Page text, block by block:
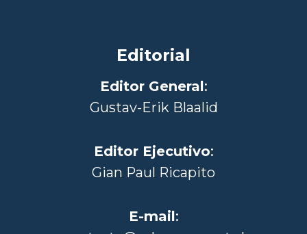
Editorial
Editor General:
Gustav-Erik Blaalid
Editor Ejecutivo:
Gian Paul Ricapito
E-mail: